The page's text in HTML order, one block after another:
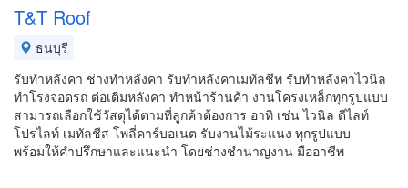
T&T Roof
ธนบุรี
รับทำหลังคา ช่างทำหลังคา รับทำหลังคาเมทัลชีท รับทำหลังคาไวนิล
ทำโรงจอดรถ ต่อเติมหลังคา ทำหน้าร้านค้า งานโครงเหล็กทุกรูปแบบ
สามารถเลือกใช้วัสดุได้ตามที่ลูกค้าต้องการ อาทิ เช่น ไวนิล ดีไลท์
โปรไลท์ เมทัลชีส โพลี่คาร์บอเนต รับงานไม้ระแนง ทุกรูปแบบ
พร้อมให้คำปรึกษาและแนะนำ โดยช่างชำนาญงาน มืออาชีพ